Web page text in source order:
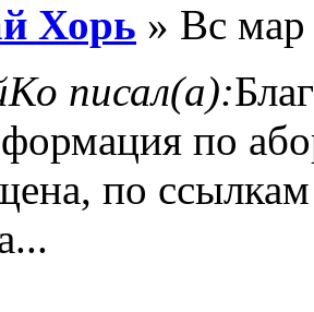
Хорь » Вс мар
писал(а):
по
по